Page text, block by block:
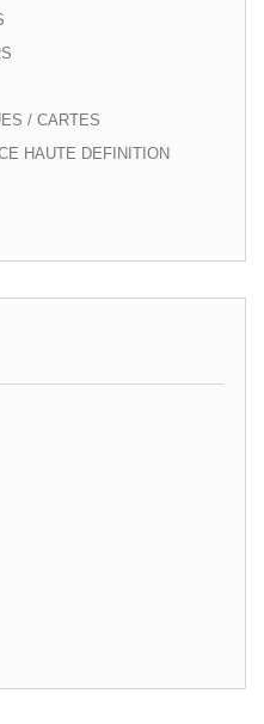
/ CARTES
HAUTE DEFINITION